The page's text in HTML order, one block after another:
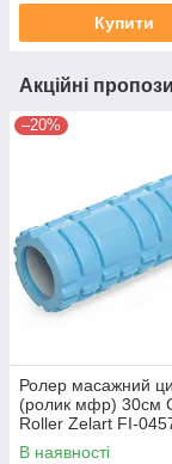
Купити
Акційні
–20%
Ролер масажний
(ролик мфр) 30см
Roller Zelart FI-
в асортименті
В наявності